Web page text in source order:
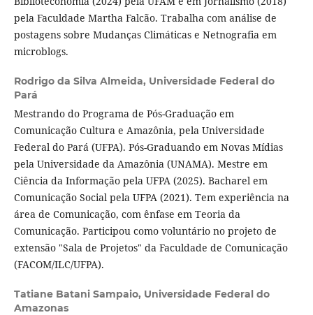
pela Faculdade Martha Falcão. Trabalha com análise de
postagens sobre Mudanças Climáticas e Netnografia em
microblogs.
Rodrigo da Silva Almeida, Universidade Federal do
Pará
Mestrando do Programa de Pós-Graduação em
Comunicação Cultura e Amazônia, pela Universidade
Federal do Pará (UFPA). Pós-Graduando em Novas Mídias
pela Universidade da Amazônia (UNAMA). Mestre em
Ciência da Informação pela UFPA (2025). Bacharel em
Comunicação Social pela UFPA (2021). Tem experiência na
área de Comunicação, com ênfase em Teoria da
Comunicação. Participou como voluntário no projeto de
extensão "Sala de Projetos" da Faculdade de Comunicação
(FACOM/ILC/UFPA).
Tatiane Batani Sampaio, Universidade Federal do
Amazonas